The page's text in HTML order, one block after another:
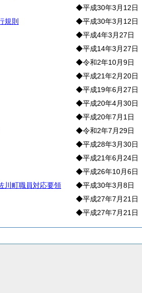
◆平成30年3月12日
規則
◆平成30年3月12日
◆平成4年3月27日
◆平成14年3月27日
◆令和2年10月9日
◆平成21年2月20日
◆平成19年6月27日
◆平成20年4月30日
◆平成20年7月1日
◆令和2年7月29日
◆平成28年3月30日
◆平成21年6月24日
◆平成26年10月6日
川町職員対応要領
◆平成30年3月8日
◆平成27年7月21日
◆平成27年7月21日